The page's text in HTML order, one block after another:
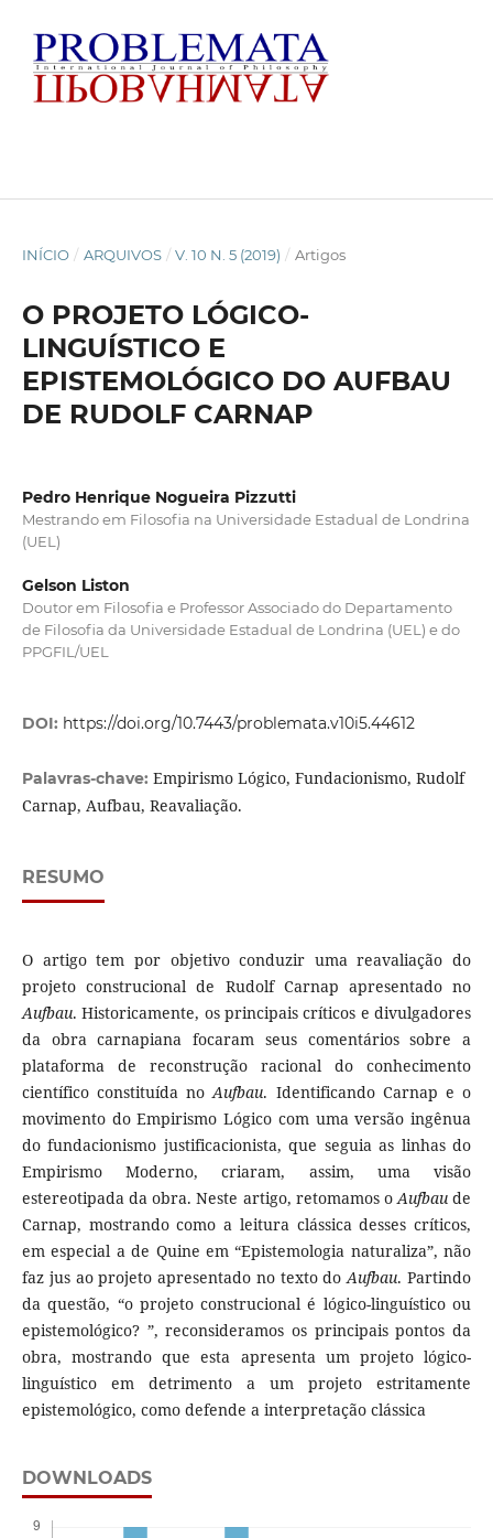
INÍCIO / ARQUIVOS / V. 10 N. 5 (2019) / Artigos
O PROJETO LÓGICO-
LINGUÍSTICO E
EPISTEMOLÓGICO DO AUFBAU
DE RUDOLF CARNAP
Pedro Henrique Nogueira Pizzutti
Mestrando em Filosofia na Universidade Estadual de Londrina
(UEL)
Gelson Liston
Doutor em Filosofia e Professor Associado do Departamento
de Filosofia da Universidade Estadual de Londrina (UEL) e do
PPGFIL/UEL
DOI: https://doi.org/10.7443/problemata.v10i5.44612
Palavras-chave: Empirismo Lógico, Fundacionismo, Rudolf
Carnap, Aufbau, Reavaliação.
RESUMO
O artigo tem por objetivo conduzir uma reavaliação do
projeto construcional de Rudolf Carnap apresentado no
Aufbau. Historicamente, os principais críticos e divulgadores
da obra carnapiana focaram seus comentários sobre a
plataforma de reconstrução racional do conhecimento
científico constituída noAufbau. Identificando Carnap e o
movimento do Empirismo Lógico com uma versão ingênua
do fundacionismo justificacionista, que seguia as linhas do
Empirismo Moderno, criaram, assim, uma visão
estereotipada da obra. Neste artigo, retomamos oAufbaude
Carnap, mostrando como a leitura clássica desses críticos,
em especial a de Quine em “Epistemologia naturaliza”, não
faz jus ao projeto apresentado no texto doAufbau. Partindo
da questão, “o projeto construcional é lógico-linguístico ou
epistemológico? ”, reconsideramos os principais pontos da
obra, mostrando que esta apresenta um projeto lógico-
linguístico em detrimento a um projeto estritamente
epistemológico, como defende a interpretação clássica
DOWNLOADS